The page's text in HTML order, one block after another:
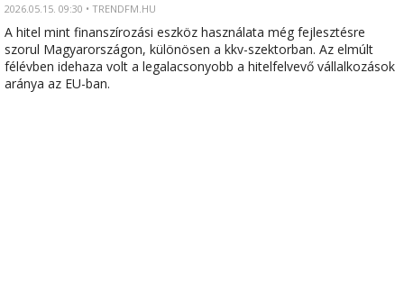
2026.05.15. 09:30 • TRENDFM.HU
A hitel mint finanszírozási eszköz használata még fejlesztésre
szorul Magyarországon, különösen a kkv-szektorban. Az elmúlt
félévben idehaza volt a legalacsonyobb a hitelfelvevő vállalkozások
aránya az EU-ban.